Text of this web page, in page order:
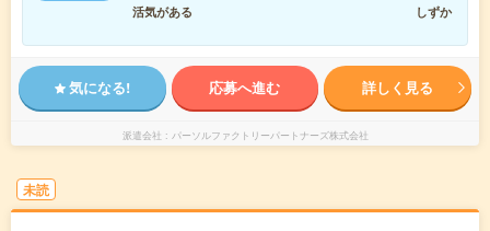
活気がある
しずか
気になる! 応募へ進む 詳しく見る
派遣会社 パーソルファクトリーパートナーズ株式会社
未読